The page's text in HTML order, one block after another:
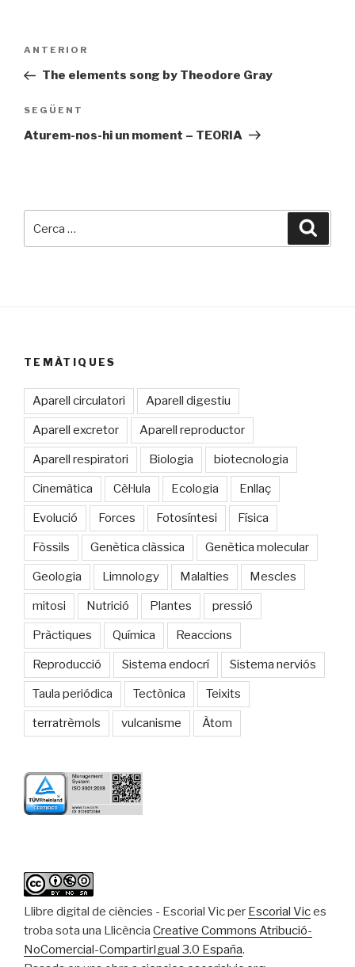
Navegació
Entrada
prèvia
ANTERIOR
The elements song by Theodore Gray
Entrada
següent
SEGÜENT
Aturem-nos-hi un moment – TEORIA
TEMÀTIQUES
Aparell circulatori Aparell digestiu
Aparell excretor Aparell reproductor
Aparell respiratori Biologia biotecnologia
Cinemàtica Cèl·lula Ecologia Enllaç
Evolució Forces Fotosíntesi Física
Fòssils Genètica clàssica Genètica molecular
Geologia Limnology Malalties Mescles
mitosi Nutrició Plantes pressió
Pràctiques Química Reaccions
Reproducció Sistema endocrí Sistema nerviós
Taula periódica Tectònica Teixits
terratrèmols vulcanisme Àtom
Llibre digital de ciències - Escorial Vicper Escorial Vices
troba sota una Llicència Creative Commons Atribució-
NoComercial-CompartirIgual 3.0 España.